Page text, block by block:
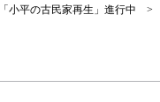
「小平の古民家再生」進行中 >